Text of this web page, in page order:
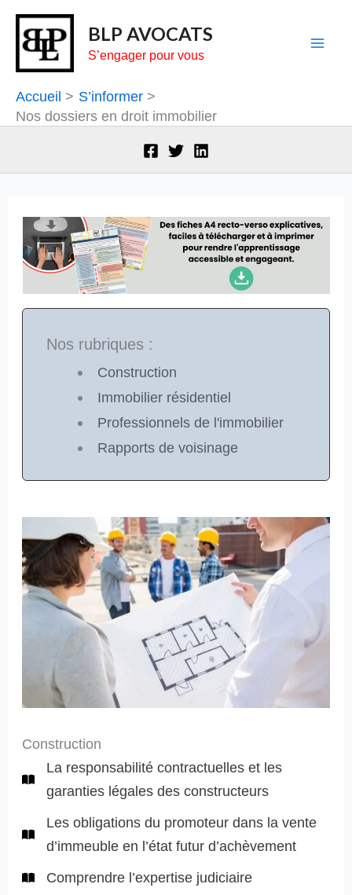
Aller
contenu
BLP AVOCATS
S’engager pour vous
Accueil
S’informer
Nos dossiers en droit immobilier
Nos rubriques :
Construction
Immobilier résidentiel
Professionnels de l'immobilier
Rapports de voisinage
Construction
La responsabilité contractuelles et les
garanties légales des constructeurs
Les obligations du promoteur dans la vente
d’immeuble en l’état futur d’achèvement
Comprendre l’expertise judiciaire